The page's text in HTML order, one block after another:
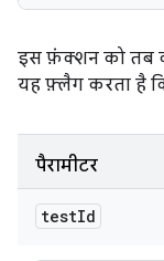
इस फ़ंक्शन को तब
यह फ़्लैग करता है
पैरामीटर
testId